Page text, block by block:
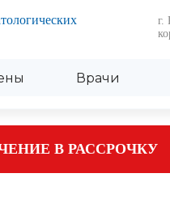
г.
Врачи
В РАССРОЧКУ